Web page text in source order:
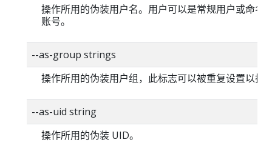
操作所用的伪装用户名。用户可以是常规用户或命名
账号。
--as-group strings
操作所用的伪装用户组，此标志可以被重复设置以指
--as-uid string
操作所用的伪装 UID。